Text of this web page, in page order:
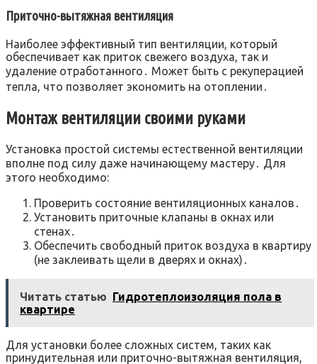
Приточно-вытяжная вентиляция
Наиболее эффективный тип вентиляции, который
обеспечивает как приток свежего воздуха, так и
удаление отработанного․ Может быть с рекуперацией
тепла, что позволяет экономить на отоплении․
Монтаж вентиляции своими руками
Установка простой системы естественной вентиляции
вполне под силу даже начинающему мастеру․ Для
этого необходимо:
Проверить состояние вентиляционных каналов․
Установить приточные клапаны в окнах или
стенах․
Обеспечить свободный приток воздуха в квартиру
(не заклеивать щели в дверях и окнах)․
Читать статью Гидротеплоизоляция пола в
квартире
Для установки более сложных систем, таких как
принудительная или приточно-вытяжная вентиляция,